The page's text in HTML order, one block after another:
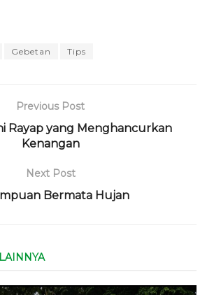
Gebetan Tips
Previous Post
Rayap yang Menghancurkan
Kenangan
Next Post
Bermata Hujan